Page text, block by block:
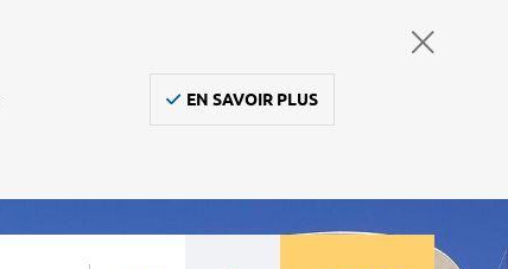
EN SAVOIR PLUS